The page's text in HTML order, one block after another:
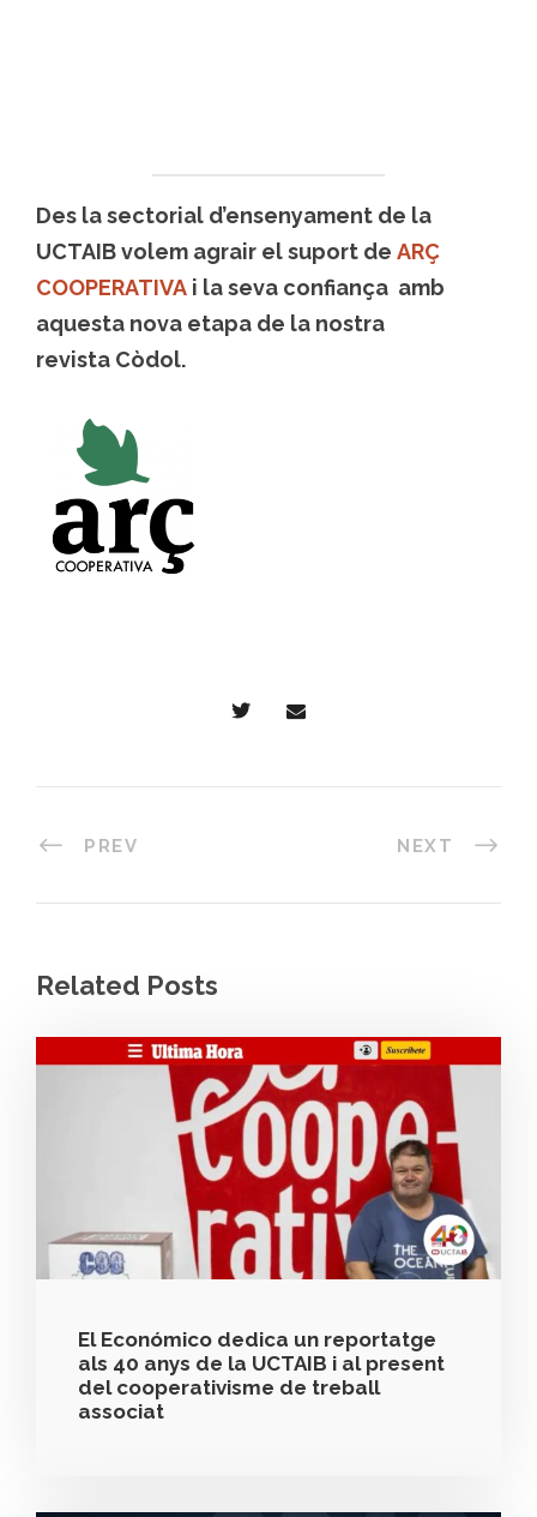
Des la sectorial d’ensenyament de la
UCTAIB volem agrair el suport de ARÇ
COOPERATIVA i la seva confiança amb
aquesta nova etapa de la nostra
revista Còdol.
PREV NEXT
Related Posts
El Económico dedica un reportatge
als 40 anys de la UCTAIB i al present
del cooperativisme de treball
associat